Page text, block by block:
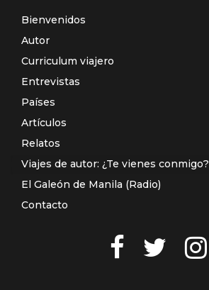
Bienvenidos
Autor
Curriculum viajero
Entrevistas
Países
Artículos
Relatos
Viajes de autor: ¿Te vienes conmigo?
El Galeón de Manila (Radio)
Contacto